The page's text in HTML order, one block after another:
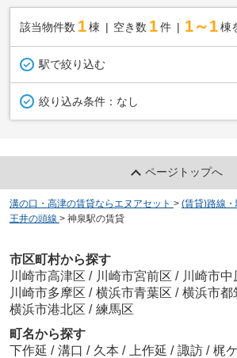
該当物件数 1棟 空き数 1 件 1～1 棟
駅で絞り込む
絞り込み条件： なし
ページトップへ
溝の口・高津の賃貸ならエヌアセット > (賃貸)路線
王井の頭線 > 神泉駅の賃貸
市区町村から探す
川崎市高津区 / 川崎市宮前区 / 川崎市中
川崎市多摩区 / 横浜市青葉区 / 横浜市都
横浜市港北区 / 練馬区
町名から探す
下作延 / 溝口 / 久本 / 上作延 / 諏訪 / 梶